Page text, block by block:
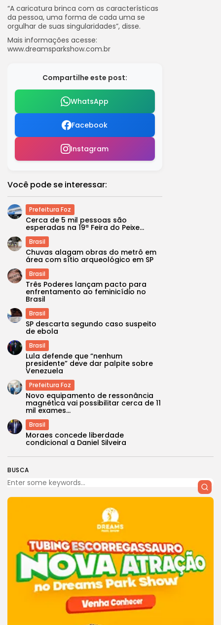
BUSCA
“A caricatura brinca com as características
da pessoa, uma forma de cada uma se
orgulhar de suas singularidades”, disse.
Mais informações acesse:
www.dreamsparkshow.com.br
Compartilhe este post:
WhatsApp
Facebook
Instagram
Você pode se interessar:
Prefeitura Foz
Cerca de 5 mil pessoas são
esperadas na 19ª Feira do Peixe...
Brasil
Chuvas alagam obras do metrô em
área com sítio arqueológico em SP
Brasil
Três Poderes lançam pacto para
enfrentamento ao feminicídio no
Brasil
Brasil
SP descarta segundo caso suspeito
de ebola
Brasil
Lula defende que “nenhum
presidente” deve dar palpite sobre
Venezuela
Prefeitura Foz
Novo equipamento de ressonância
magnética vai possibilitar cerca de 11
mil exames...
Brasil
Moraes concede liberdade
condicional a Daniel Silveira